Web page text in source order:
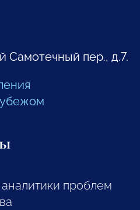
Самотечный пер., д.7.
проблем